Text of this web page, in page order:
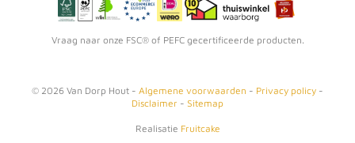
Vraag naar onze FSC® of PEFC gecertificeerde producten.
© 2026 Van Dorp Hout - Algemene voorwaarden - Privacy policy -
Disclaimer - Sitemap
Realisatie Fruitcake